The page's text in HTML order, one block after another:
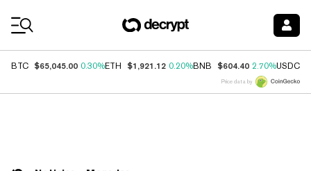
BTC $65,045.00 0.30%ETH $1,921.12 0.20%BNB $604.40 2.70%USDC
Price data by